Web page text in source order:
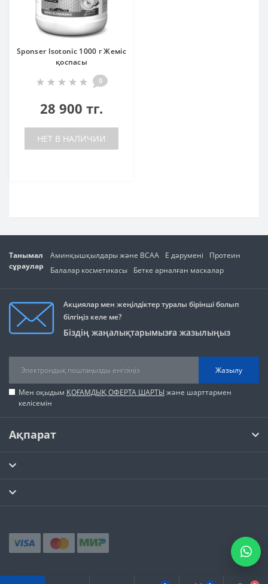
Sponser Isotonic 1000 г Жеміс
қоспасы
0
28 900 тг.
НЕТ В НАЛИЧИИ
Танымал
сұраулар
Аминқышқылдары және BCAA E дәрумені
Протеин
Балалар косметикасы
Бетке арналған маскалар
Акциялар мен жеңілдіктер туралы бірінші болып
білгіңіз келе ме?
Біздің жаңалықтарымызға жазылыңыз
Жазылу
Мен оқыдым ҚОҒАМДЫҚ ОФЕРТА ШАРТЫ және шарттармен
келісемін
Ақпарат